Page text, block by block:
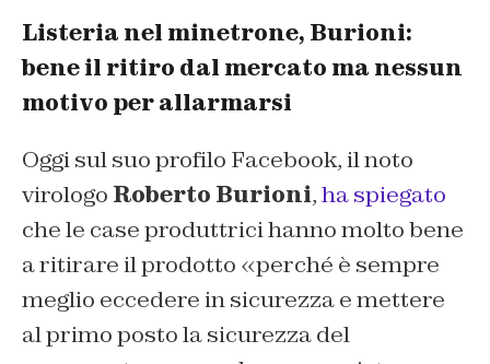
Listeria nel minetrone, Burioni:
bene il ritiro dal mercato ma nessun
motivo per allarmarsi
Oggi sul suo profilo Facebook, il noto
virologo Roberto Burioni,ha spiegato
che le case produttrici hanno molto bene
a ritirare il prodotto «perché è sempre
meglio eccedere in sicurezza e mettere
al primo posto la sicurezza del